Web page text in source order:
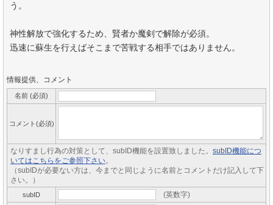
う。
神性解放で強化するため、賢者か魔剣で解除が必須。
迅速に蘇生を行えばそこまで苦戦する相手ではありません。
情報提供、コメント
名前 (必須)
コメント(必須)
なりすまし行為の対策として、subID機能を設置致しました。 subID機能につ
いてはこちらをご参照下さい。
（subIDが必要ない方は、今までと同じように名前とコメントだけ記入して下
さい。）
subID (英数字)